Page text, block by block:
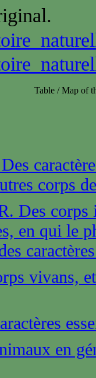
Table / Map of
corps
Des corps
en qui le
vivans,
en